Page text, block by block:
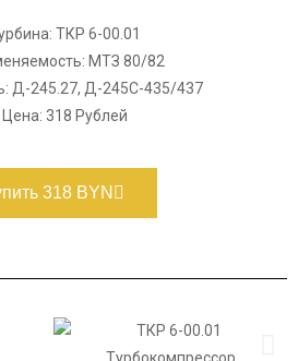
ТКР 6-00.01
МТЗ 80/82
Д-245.27, Д-245С-435/437
Цена: 318 Рублей
318 BYN